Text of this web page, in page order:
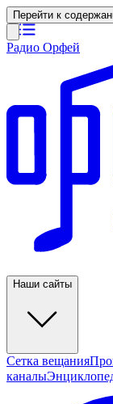
Перейти к
Радио Орфей
Наши сайты
Сетка вещания
каналы